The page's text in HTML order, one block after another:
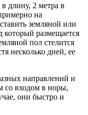
длину, 2 метра в
на
земляной или
который размещается
пол стелится
несколько дней, ее
направлений и
со входом в норы,
они быстро и